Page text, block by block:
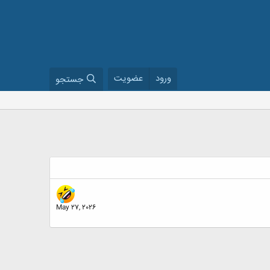
ورود عضویت جستجو
May 27, 2026